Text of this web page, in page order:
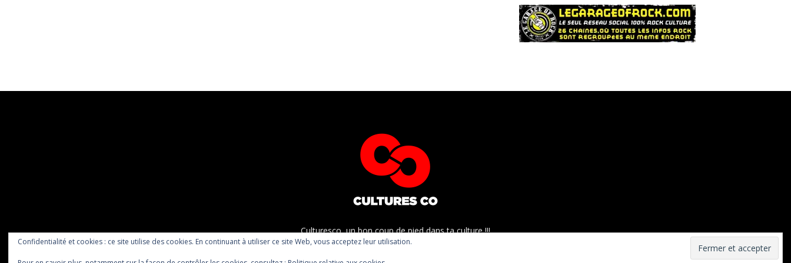
Culturesco, un bon coup de pied dans ta culture !!!
Confidentialité et cookies : ce site utilise des cookies. En continuant à utiliser ce site Web, vous acceptez leur utilisation.